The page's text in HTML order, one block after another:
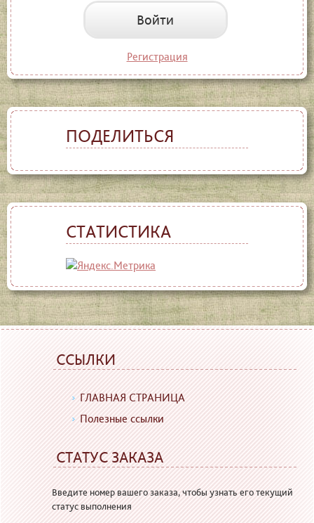
Войти
Регистрация
ПОДЕЛИТЬСЯ
СТАТИСТИКА
ССЫЛКИ
ГЛАВНАЯ СТРАНИЦА
Полезные ссылки
СТАТУС ЗАКАЗА
Введите номер вашего заказа, чтобы узнать его текущий
статус выполнения